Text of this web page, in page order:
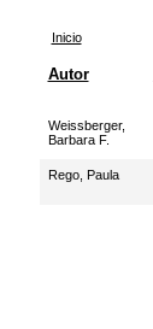
Inicio
Autor
Weissberger,
Barbara F.
Rego, Paula